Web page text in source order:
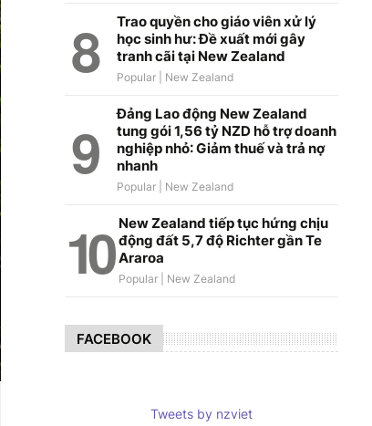
Trao quyền cho giáo viên xử lý
học sinh hư: Đề xuất mới gây
tranh cãi tại New Zealand
Đảng Lao động New Zealand
tung gói 1,56 tỷ NZD hỗ trợ doanh
nghiệp nhỏ: Giảm thuế và trả nợ
nhanh
New Zealand tiếp tục hứng chịu
động đất 5,7 độ Richter gần Te
Araroa
FACEBOOK
Tweets by nzviet